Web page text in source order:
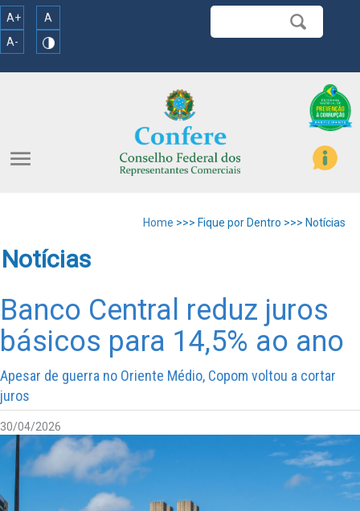
A+
A
A-
menu
Home >>> Fique por Dentro >>> Notícias
Notícias
Banco Central reduz juros
básicos para 14,5% ao ano
Apesar de guerra no Oriente Médio, Copom voltou a cortar
juros
30/04/2026